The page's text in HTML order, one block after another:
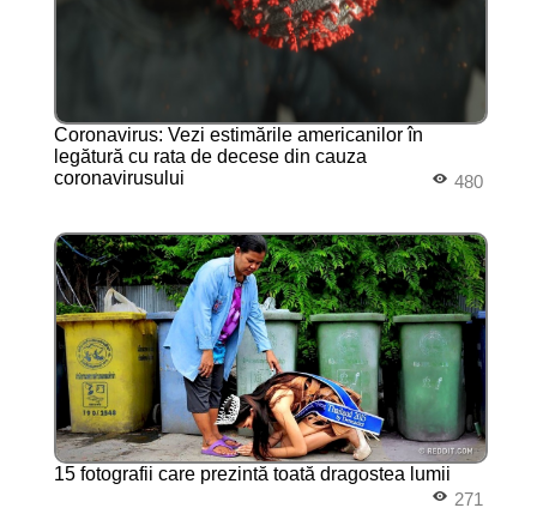
Coronavirus: Vezi estimările americanilor în
legătură cu rata de decese din cauza
coronavirusului
480
15 fotografii care prezintă toată dragostea lumii
271